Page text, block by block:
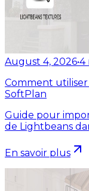
August 4, 2026•4
Comment
SoftPlan
Guide pour
de Lightbeans
En savoir plus